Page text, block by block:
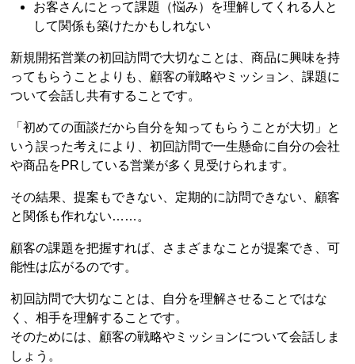
お客さんにとって課題（悩み）を理解してくれる人と
して関係も築けたかもしれない
新規開拓営業の初回訪問で大切なことは、商品に興味を持
ってもらうことよりも、顧客の戦略やミッション、課題に
ついて会話し共有することです。
「初めての面談だから自分を知ってもらうことが大切」と
いう誤った考えにより、初回訪問で一生懸命に自分の会社
や商品をPRしている営業が多く見受けられます。
その結果、提案もできない、定期的に訪問できない、顧客
と関係も作れない……。
顧客の課題を把握すれば、さまざまなことが提案でき、可
能性は広がるのです。
初回訪問で大切なことは、自分を理解させることではな
く、相手を理解することです。
そのためには、顧客の戦略やミッションについて会話しま
しょう。